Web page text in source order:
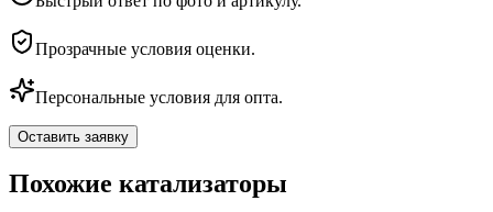
Прозрачные условия оценки.
Персональные условия для опта.
Оставить заявку
Похожие катализаторы